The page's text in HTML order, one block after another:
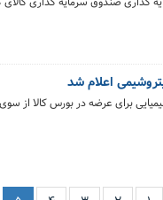
اعلام شد
برای عرضه در بورس کالا از